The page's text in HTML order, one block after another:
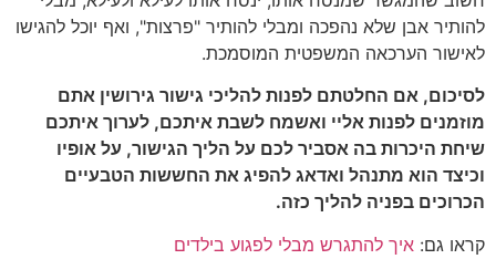
להותיר אבן שלא נהפכה ומבלי להותיר "פרצות", ואף יוכל להגישו
לאישור הערכאה המשפטית המוסמכת.
לסיכום, אם החלטתם לפנות להליכי גישור גירושין אתם
מוזמנים לפנות אליי ואשמח לשבת איתכם, לערוך איתכם
שיחת היכרות בה אסביר לכם על הליך הגישור, על אופיו
וכיצד הוא מתנהל ואדאג להפיג את החששות הטבעיים
הכרוכים בפניה להליך כזה.
קראו גם: איך להתגרש מבלי לפגוע בילדים